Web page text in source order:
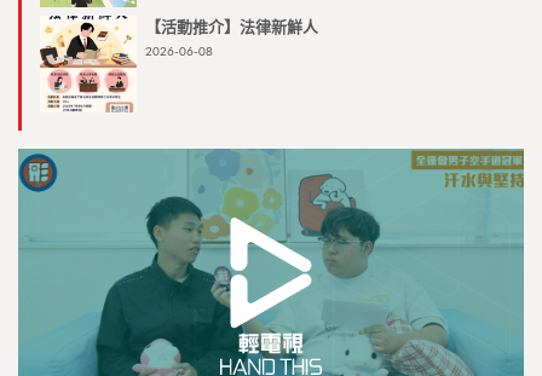
【活動推介】法律新鮮人
2026-06-08